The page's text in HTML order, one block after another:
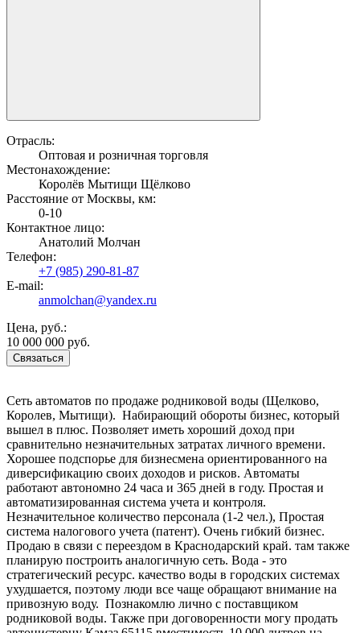
Отрасль:
Оптовая и розничная торговля
Местонахождение:
Королёв Мытищи Щёлково
Расстояние от Москвы, км:
0-10
Контактное лицо:
Анатолий Молчан
Телефон:
+7 (985) 290-81-87
E-mail:
anmolchan@yandex.ru
Цена, руб.:
10 000 000 руб.
Связаться
Сеть автоматов по продаже родниковой воды (Щелково,
Королев, Мытищи). Набирающий обороты бизнес, который
вышел в плюс. Позволяет иметь хороший доход при
сравнительно незначительных затратах личного времени.
Хорошее подспорье для бизнесмена ориентированного на
диверсификацию своих доходов и рисков. Автоматы
работают автономно 24 часа и 365 дней в году. Простая и
автоматизированная система учета и контроля.
Незначительное количество персонала (1-2 чел.), Простая
система налогового учета (патент). Очень гибкий бизнес.
Продаю в связи с переездом в Краснодарский край. там также
планирую построить аналогичную сеть. Вода - это
стратегический ресурс. качество воды в городских системах
ухудшается, поэтому люди все чаще обращают внимание на
привозную воду. Познакомлю лично с поставщиком
родниковой воды. Также при договоренности могу продать